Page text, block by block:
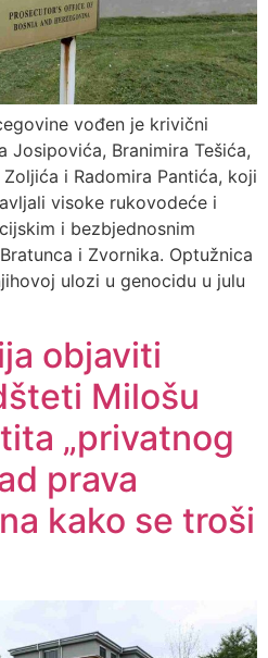
vođen je krivični
Branimira Tešića,
i Radomira Pantića, koji
visoke rukovodeće i
i bezbjednosnim
i Zvornika. Optužnica
ulozi u genocidu u julu
objaviti
Milošu
„privatnog
prava
kako se troši